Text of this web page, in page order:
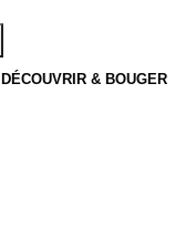
DÉCOUVRIR & BOUGER